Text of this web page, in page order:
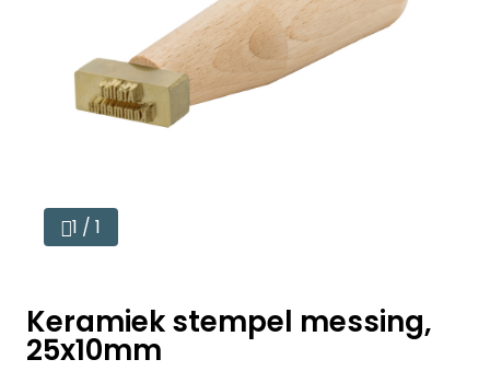
1 / 1
Keramiek stempel messing,
25x10mm